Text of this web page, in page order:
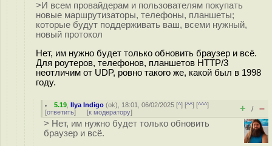
>И всем провайдерам и пользователям покупать
новые маршрутизаторы, телефоны, планшеты;
которые будут поддерживать ваш, всеми нужный,
новый протокол
Нет, им нужно будет только обновить браузер и всё.
Для роутеров, телефонов, планшетов HTTP/3
неотличим от UDP, ровно такого же, какой был в 1998
году.
5.19 ,Ilya Indigo (ok), 18:01, 06/02/2025 [^] [^^] [^^^]
[ответить] [к модератору] + / –
> Нет, им нужно будет только обновить
браузер и всё.